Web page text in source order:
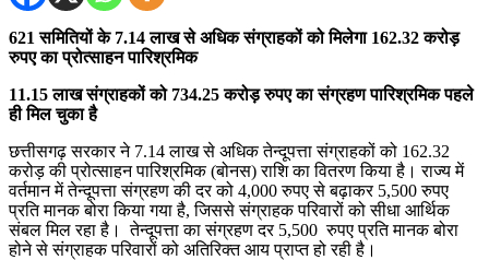
621 समितियों के 7.14 लाख से अधिक संग्राहकों को मिलेगा 162.32 करोड़
रुपए का प्रोत्साहन पारिश्रमिक
11.15 लाख संग्राहकों को 734.25 करोड़ रुपए का संग्रहण पारिश्रमिक पहले
ही मिल चुका है
छत्तीसगढ़ सरकार ने 7.14 लाख से अधिक तेन्दूपत्ता संग्राहकों को 162.32
करोड़ की प्रोत्साहन पारिश्रमिक (बोनस) राशि का वितरण किया है। राज्य में
वर्तमान में तेन्दूपत्ता संग्रहण की दर को 4,000 रुपए से बढ़ाकर 5,500 रुपए
प्रति मानक बोरा किया गया है, जिससे संग्राहक परिवारों को सीधा आर्थिक
संबल मिल रहा है। तेन्दूपत्ता का संग्रहण दर 5,500 रुपए प्रति मानक बोरा
होने से संग्राहक परिवारों को अतिरिक्त आय प्राप्त हो रही है।